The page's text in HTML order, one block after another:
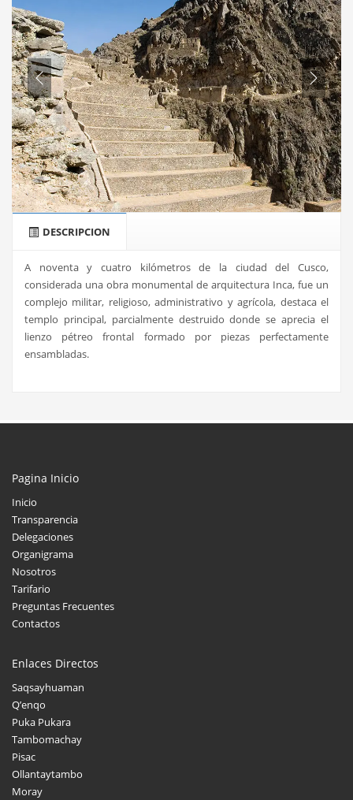
DESCRIPCION
A noventa y cuatro kilómetros de la ciudad del Cusco,
considerada una obra monumental de arquitectura Inca, fue un
complejo militar, religioso, administrativo y agrícola, destaca el
templo principal, parcialmente destruido donde se aprecia el
lienzo pétreo frontal formado por piezas perfectamente
ensambladas.
Pagina Inicio
Inicio
Transparencia
Delegaciones
Organigrama
Nosotros
Tarifario
Preguntas Frecuentes
Contactos
Enlaces Directos
Saqsayhuaman
Q’enqo
Puka Pukara
Tambomachay
Pisac
Ollantaytambo
Moray